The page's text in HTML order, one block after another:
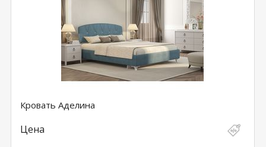
Кровать Аделина
Цена